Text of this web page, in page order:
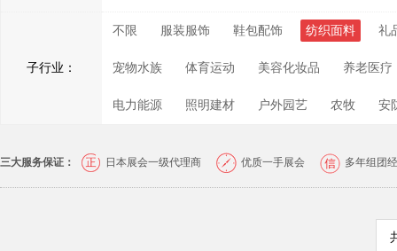
子行业：
不限 服装服饰 鞋包配饰 纺织面料 礼
宠物水族 体育运动 美容化妆品 养老医疗
电力能源 照明建材 户外园艺 农牧 安
三大服务保证： 日本展会一级代理商 优质一手展会 多年组团